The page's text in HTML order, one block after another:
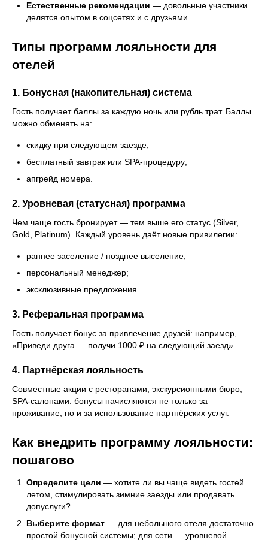
Естественные рекомендации — довольные участники
делятся опытом в соцсетях и с друзьями.
Типы программ лояльности для
отелей
1. Бонусная (накопительная) система
Гость получает баллы за каждую ночь или рубль трат. Баллы
можно обменять на:
скидку при следующем заезде;
бесплатный завтрак или SPA-процедуру;
апгрейд номера.
2. Уровневая (статусная) программа
Чем чаще гость бронирует — тем выше его статус (Silver,
Gold, Platinum). Каждый уровень даёт новые привилегии:
раннее заселение / позднее выселение;
персональный менеджер;
эксклюзивные предложения.
3. Реферальная программа
Гость получает бонус за привлечение друзей: например,
«Приведи друга — получи 1000 ₽ на следующий заезд».
4. Партнёрская лояльность
Совместные акции с ресторанами, экскурсионными бюро,
SPA-салонами: бонусы начисляются не только за
проживание, но и за использование партнёрских услуг.
Как внедрить программу лояльности:
пошагово
Определите цели — хотите ли вы чаще видеть гостей
летом, стимулировать зимние заезды или продавать
допуслуги?
Выберите формат — для небольшого отеля достаточно
простой бонусной системы; для сети — уровневой.